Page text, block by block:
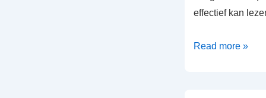
effectief kan
Pistolformatie:
Read more »